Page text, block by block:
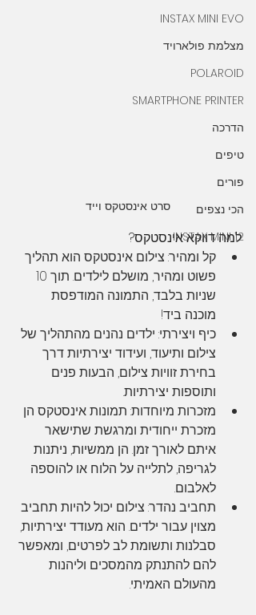
INSTAX MINI EVO
מצלמת פולארויד
POLAROID
SMARTPHONE PRINTER
הדרכה
טיפים
פורים
הכי נצפים
INSTAX MINI 12
סרט אינסטקס וייד
למה דווקא אינסטקס?
קל ומהיר: צילום אינסטקס הוא תהליך
שניות בלבד, התמונה המודפסת
מוכנה ביד!
כיף ויצירתי: ילדים נהנים מהתהליך של
צילום ותיעוד, ועידוד יצירתיות דרך
בחירת זוויות צילום, הבעות פנים
ותוספות יצירתיות.
מזכרות מיוחדות: תמונות אינסטקס הן
מזכרת ייחודית ומרגשת שתישאר
איתם לאורך זמן. הן ממשיות, ניתנות
לגריפה, לתלייה על הלוח או להוספה
לאלבום.
תחביב נהדר: צילום יכול להיות תחביב
מצוין עבור ילדים. הוא מעודד יצירתיות,
סבלנות ותשומת לב לפרטים, ומאפשר
להם להתנתק מהמסכים וליהנות
מהעולם האמיתי.